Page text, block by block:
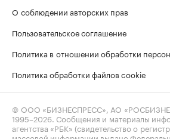
О соблюдении авторских прав
Пользовательское соглашение
Политика в отношении обработки
Политика обработки файлов cookie
© ООО «БИЗНЕСПРЕСС», АО
1995–2026. Сообщения и материалы
агентства «РБК» (свидетельство о